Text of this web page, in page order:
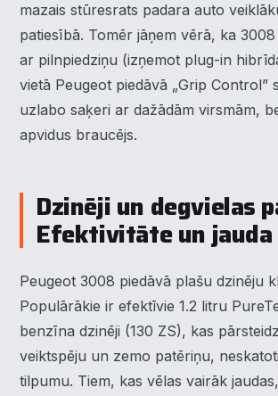
mazais stūresrats padara auto
patiesībā. Tomēr jāņem vērā, ka
ar pilnpiedziņu (izņemot plug-in
vietā Peugeot piedāvā „Grip Control”
uzlabo saķeri ar dažādām virsmām,
apvidus braucējs.
Dzinēji un degvielas
Efektivitāte un jauda
Peugeot 3008 piedāvā plašu dzinēju
Populārākie ir efektīvie 1.2 litru
benzīna dzinēji (130 ZS), kas
veiktspēju un zemo patēriņu,
tilpumu. Tiem, kas vēlas vairāk